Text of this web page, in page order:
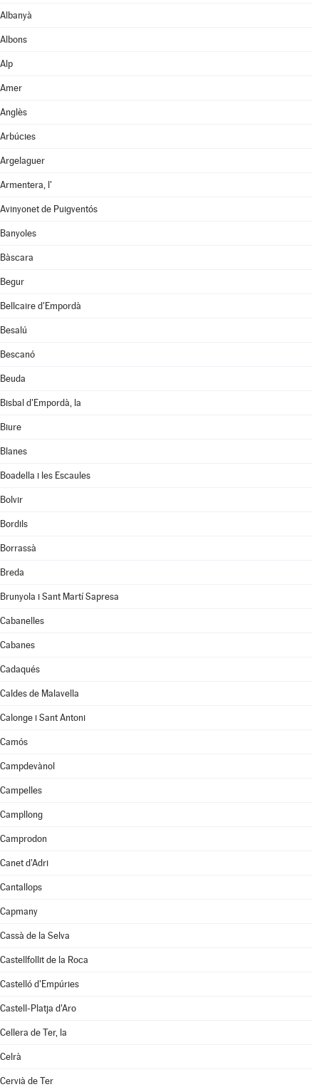
Albanyà
Albons
Alp
Amer
Anglès
Arbúcies
Argelaguer
Armentera, l'
Avinyonet de Puigventós
Banyoles
Bàscara
Begur
Bellcaire d'Empordà
Besalú
Bescanó
Beuda
Bisbal d'Empordà, la
Biure
Blanes
Boadella i les Escaules
Bolvir
Bordils
Borrassà
Breda
Brunyola i Sant Martí Sapresa
Cabanelles
Cabanes
Cadaqués
Caldes de Malavella
Calonge i Sant Antoni
Camós
Campdevànol
Campelles
Campllong
Camprodon
Canet d'Adri
Cantallops
Capmany
Cassà de la Selva
Castellfollit de la Roca
Castelló d'Empúries
Castell-Platja d'Aro
Cellera de Ter, la
Celrà
Cervià de Ter